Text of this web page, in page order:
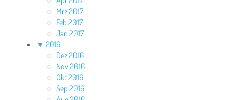
Mrz 2017
Feb 2017
Jan 2017
▼ 2016
Dez 2016
Nov 2016
Okt 2016
Sep 2016